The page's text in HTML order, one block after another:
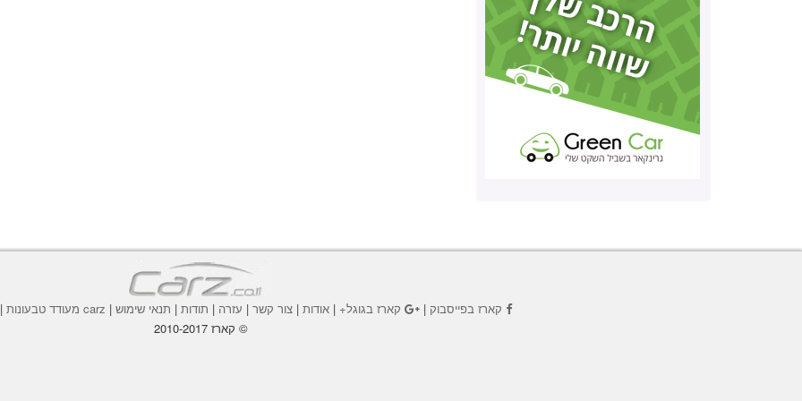
קארז בפייסבוק | קארז בגוגל+ | אודות | צור קשר | עזרה | תודות | תנאי שימוש | carz מעודד טבעונות |
© קארז 2010-2017